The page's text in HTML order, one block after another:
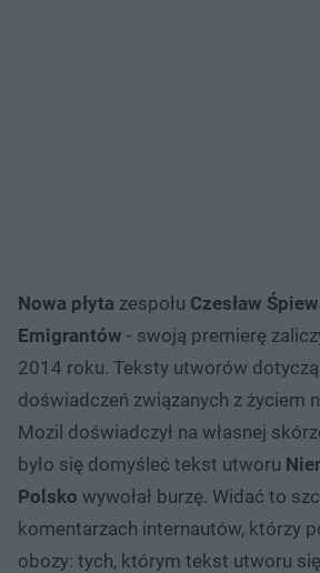
Nowa płyta zespołu Czesław
Emigrantów - swoją premierę
2014 roku. Teksty utworów
doświadczeń związanych z życiem
Mozil doświadczył na własnej
było się domyśleć tekst utworu
Polsko wywołał burzę. Widać to
komentarzach internautów, którzy
obozy: tych, którym tekst utworu